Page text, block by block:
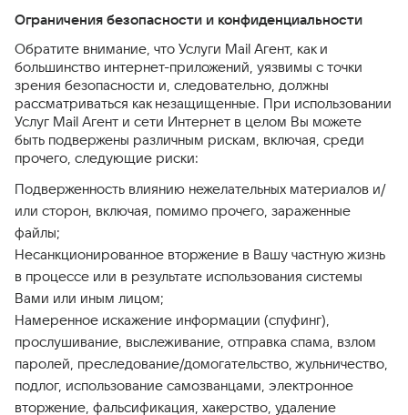
Ограничения безопасности и конфиденциальности
Обратите внимание, что Услуги Mail Агент, как и
большинство интернет-приложений, уязвимы с точки
зрения безопасности и, следовательно, должны
рассматриваться как незащищенные. При использовании
Услуг Mail Агент и сети Интернет в целом Вы можете
быть подвержены различным рискам, включая, среди
прочего, следующие риски:
Подверженность влиянию нежелательных материалов и/
или сторон, включая, помимо прочего, зараженные
файлы;
Несанкционированное вторжение в Вашу частную жизнь
в процессе или в результате использования системы
Вами или иным лицом;
Намеренное искажение информации (спуфинг),
прослушивание, выслеживание, отправка спама, взлом
паролей, преследование/домогательство, жульничество,
подлог, использование самозванцами, электронное
вторжение, фальсификация, хакерство, удаление